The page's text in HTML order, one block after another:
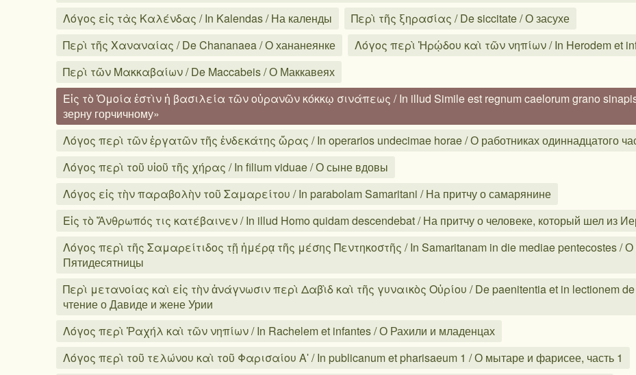
Λόγος εἰς τὰς Καλένδας / In Kalendas / На календы
Περὶ τῆς ξηρασίας / De siccitate / О засухе
Περὶ τῆς Χαναναίας / De Chananaea / О хананеянке
Λόγος περὶ Ἡρῴδου καὶ τῶν νηπίων / In Herodem et
Περὶ τῶν Μακκαβαίων / De Maccabeis / О Маккавеях
Εἰς τὸ Ὁμοία ἐστὶν ἡ βασιλεία τῶν οὐρανῶν κόκκῳ σινάπεως / In illud Simile est regnum caelorum grano
зерну горчичному»
Λόγος περὶ τῶν ἐργατῶν τῆς ἑνδεκάτης ὥρας / In operarios undecimae horae / О работниках одиннадцатого
Λόγος περὶ τοῦ υἱοῦ τῆς χήρας / In filium viduae / О сыне вдовы
Λόγος εἰς τὴν παραβολὴν τοῦ Σαμαρείτου / In parabolam Samaritani / На притчу о самарянине
Εἰς τὸ Ἄνθρωπός τις κατέβαινεν / In illud Homo quidam descendebat / На притчу о человеке, который шел из
Λόγος περὶ τῆς Σαμαρείτιδος τῇ ἡμέρᾳ τῆς μέσης Πεντηκοστῆς / In Samaritanam in die mediae pentecostes /
Пятидесятницы
Περὶ μετανοίας καὶ εἰς τὴν ἀνάγνωσιν περὶ Δαβὶδ καὶ τῆς γυναικὸς Οὐρίου / De paenitentia et in lectionem
чтение о Давиде и жене Урии
Λόγος περὶ Ῥαχήλ καὶ τῶν νηπίων / In Rachelem et infantes / О Рахили и младенцах
Λόγος περὶ τοῦ τελώνου καὶ τοῦ Φαρισαίου Αʹ / In publicanum et pharisaeum 1 / О мытаре и фарисее, часть 1